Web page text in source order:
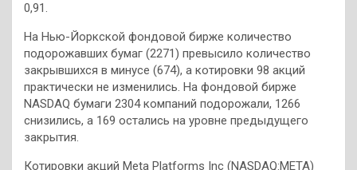
0,91.
На Нью-Йоркской фондовой бирже количество
подорожавших бумаг (2271) превысило количество
закрывшихся в минусе (674), а котировки 98 акций
практически не изменились. На фондовой бирже
NASDAQ бумаги 2304 компаний подорожали, 1266
снизились, a 169 остались на уровне предыдущего
закрытия.
Котировки акций Meta Platforms Inc (NASDAQ:META)